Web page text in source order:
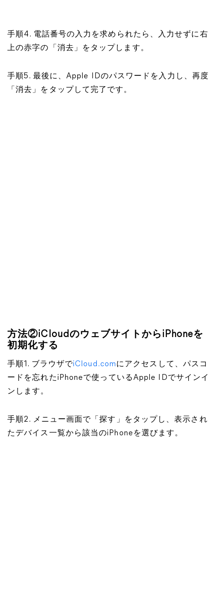
手順4. 電話番号の入力を求められたら、入力せずに右
上の赤字の「消去」をタップします。
手順5. 最後に、Apple IDのパスワードを入力し、再度
「消去」をタップして完了です。
方法②iCloudのウェブサイトからiPhoneを
初期化する
手順1. ブラウザでiCloud.comにアクセスして、パスコ
ードを忘れたiPhoneで使っているApple IDでサインイ
ンします。
手順2. メニュー画面で「探す」をタップし、表示され
たデバイス一覧から該当のiPhoneを選びます。